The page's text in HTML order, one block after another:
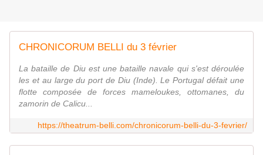
CHRONICORUM BELLI du 3 février
La bataille de Diu est une bataille navale qui s'est déroulée
les et au large du port de Diu (Inde). Le Portugal défait une
flotte composée de forces mameloukes, ottomanes, du
zamorin de Calicu...
https://theatrum-belli.com/chronicorum-belli-du-3-fevrier/